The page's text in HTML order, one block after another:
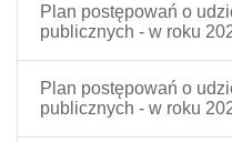
Plan postępowań o
publicznych - w roku
Plan postępowań o
publicznych - w roku